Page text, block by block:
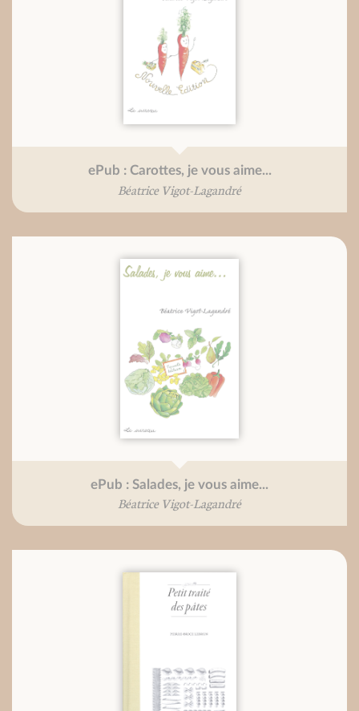
ePub : Carottes, je vous aime...
Béatrice Vigot-Lagandré
ePub : Salades, je vous aime...
Béatrice Vigot-Lagandré